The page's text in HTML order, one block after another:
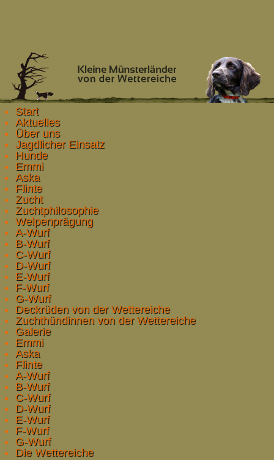
Start
Aktuelles
Über uns
Jagdlicher Einsatz
Hunde
Emmi
Aska
Flinte
Zucht
Zuchtphilosophie
Welpenprägung
A-Wurf
B-Wurf
C-Wurf
D-Wurf
E-Wurf
F-Wurf
G-Wurf
Deckrüden von der Wettereiche
Zuchthündinnen von der Wettereiche
Galerie
Emmi
Aska
Flinte
A-Wurf
B-Wurf
C-Wurf
D-Wurf
E-Wurf
F-Wurf
G-Wurf
Die Wettereiche